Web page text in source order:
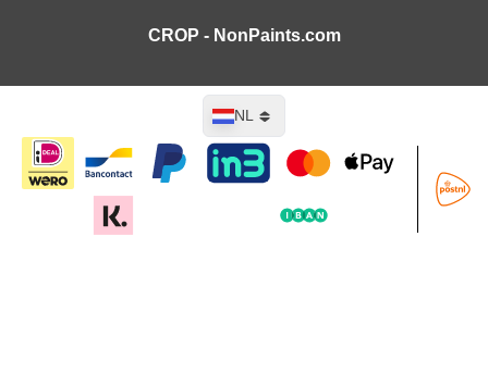
CROP - NonPaints.com
Taal
NL